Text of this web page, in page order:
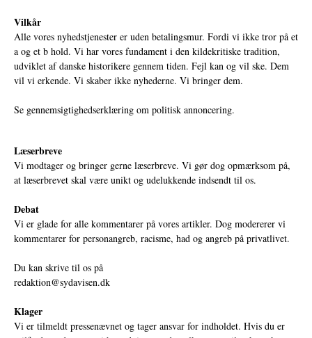
Vilkår
Alle vores nyhedstjenester er uden betalingsmur. Fordi vi ikke tror på et
a og et b hold. Vi har vores fundament i den kildekritiske tradition,
udviklet af danske historikere gennem tiden. Fejl kan og vil ske. Dem
vil vi erkende. Vi skaber ikke nyhederne. Vi bringer dem.
Se gennemsigtighedserklæring om politisk annoncering.
Læserbreve
Vi modtager og bringer gerne læserbreve. Vi gør dog opmærksom på,
at læserbrevet skal være unikt og udelukkende indsendt til os.
Debat
Vi er glade for alle kommentarer på vores artikler. Dog modererer vi
kommentarer for personangreb, racisme, had og angreb på privatlivet.
Du kan skrive til os på
redaktion@sydavisen.dk
Klager
Vi er tilmeldt pressenævnet og tager ansvar for indholdet. Hvis du er